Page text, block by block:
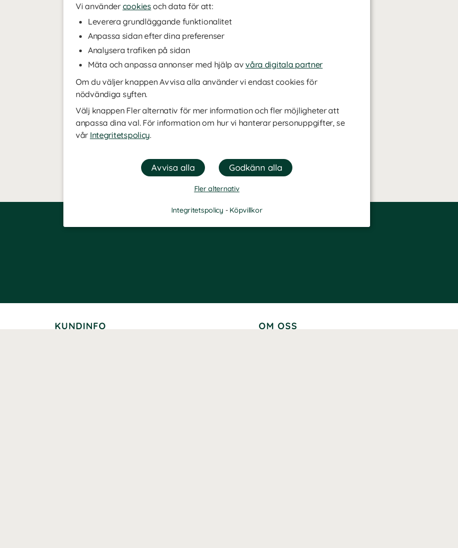
Vi använder cookies och data för att:
Leverera grundläggande funktionalitet
Anpassa sidan efter dina preferenser
Analysera trafiken på sidan
Mäta och anpassa annonser med hjälp avvåra digitala partner
Om du väljer knappen Avvisa alla använder vi endast cookies för
nödvändiga syften.
Välj knappen Fler alternativ för mer information och fler möjligheter att
anpassa dina val. För information om hur vi hanterar personuppgifter, se
vår Integritetspolicy.
Fler alternativ
Integritetspolicy - Köpvillkor
KUNDINFO OM OSS